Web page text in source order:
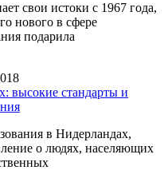
свои истоки с 1967 года,
нового в сфере
подарила
высокие стандарты и
в Нидерландах,
о людях, населяющих